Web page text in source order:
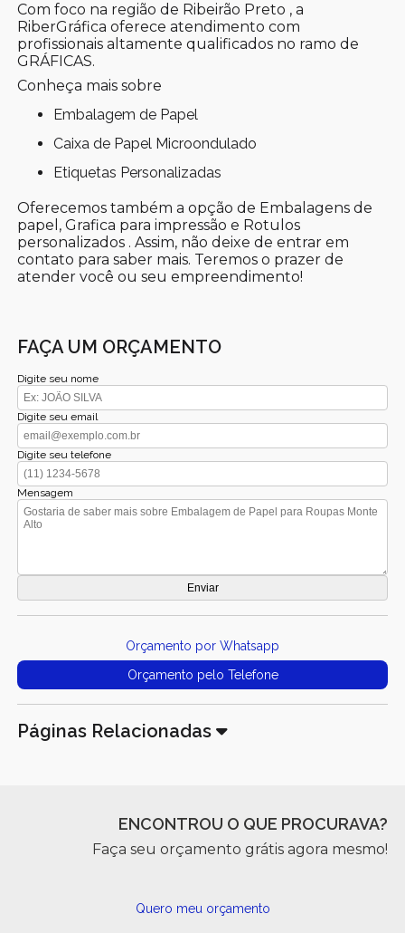
Com foco na região de Ribeirão Preto , a
RiberGráfica oferece atendimento com
profissionais altamente qualificados no ramo de
GRÁFICAS.
Conheça mais sobre
Embalagem de Papel
Caixa de Papel Microondulado
Etiquetas Personalizadas
Oferecemos também a opção de Embalagens de
papel, Grafica para impressão e Rotulos
personalizados . Assim, não deixe de entrar em
contato para saber mais. Teremos o prazer de
atender você ou seu empreendimento!
FAÇA UM ORÇAMENTO
Digite seu nome
Digite seu email
Digite seu telefone
Mensagem
Orçamento por Whatsapp
Orçamento pelo Telefone
Páginas Relacionadas
ENCONTROU O QUE PROCURAVA?
Faça seu orçamento grátis agora mesmo!
Quero meu orçamento